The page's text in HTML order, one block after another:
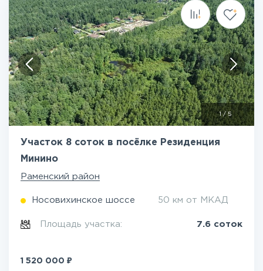
1/5
Участок 8 соток в посёлке Резиденция
Минино
Раменский район
Носовихинское шоссе 50 км от МКАД
Площадь участка: 7.6 соток
1 520 000 ₽